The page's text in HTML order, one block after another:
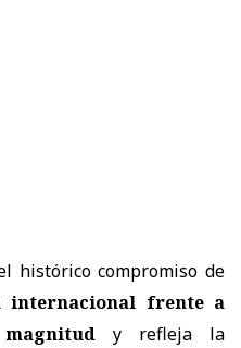
histórico compromiso de
internacional frente a
y refleja la